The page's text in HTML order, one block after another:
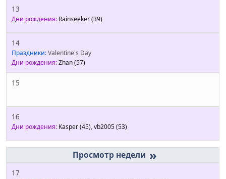
13
Дни рождения: Rainseeker(39)
14
Праздники:Valentine's Day
Дни рождения:Zhan(57)
15
16
Дни рождения: Kasper(45),vb2005(53)
»
17